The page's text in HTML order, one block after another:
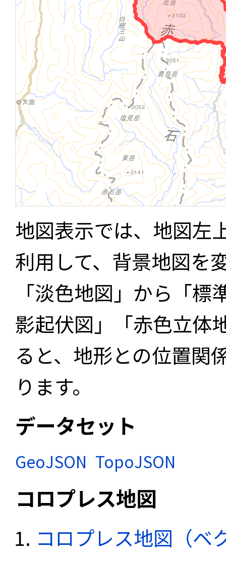
地図表示では、地図左
利用して、背景地図を
「淡色地図」から「
影起伏図」「赤色立体
ると、地形との位置関
ります。
データセット
GeoJSON TopoJSON
コロプレス地図
コロプレス地図（ベ